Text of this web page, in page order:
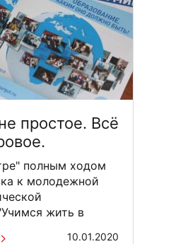
простое. Всё
полным ходом
к молодежной
жить в
10.01.2020